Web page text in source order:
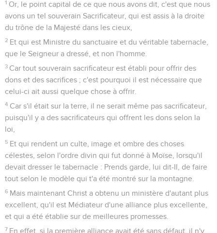
1 Or, le point capital de ce que nous avons dit, c'est que nous
avons un tel souverain Sacrificateur, qui est assis à la droite
du trône de la Majesté dans les cieux,
2 Et qui est Ministre du sanctuaire et du véritable tabernacle,
que le Seigneur a dressé, et non l'homme.
3 Car tout souverain sacrificateur est établi pour offrir des
dons et des sacrifices ; c'est pourquoi il est nécessaire que
celui-ci ait aussi quelque chose à offrir.
4 Car s'il était sur la terre, il ne serait même pas sacrificateur,
puisqu'il y a des sacrificateurs qui offrent les dons selon la
loi,
5 Et qui rendent un culte, image et ombre des choses
célestes, selon l'ordre divin qui fut donné à Moïse, lorsqu'il
devait dresser le tabernacle : Prends garde, lui dit-Il, de faire
tout selon le modèle qui t'a été montré sur la montagne.
6 Mais maintenant Christ a obtenu un ministère d'autant plus
excellent, qu'il est Médiateur d'une alliance plus excellente,
et qui a été établie sur de meilleures promesses.
7 En effet, si la première alliance avait été sans défaut, il n'y